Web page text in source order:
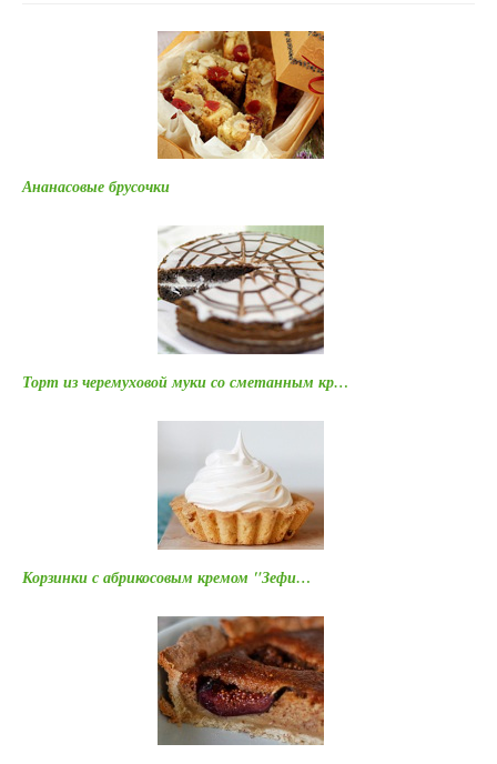
Ананасовые брусочки
Торт из черемуховой муки со сметанным кр…
Корзинки с абрикосовым кремом "Зефи…